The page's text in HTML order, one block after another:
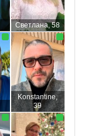
Светлана, 58
Konstantine,
39